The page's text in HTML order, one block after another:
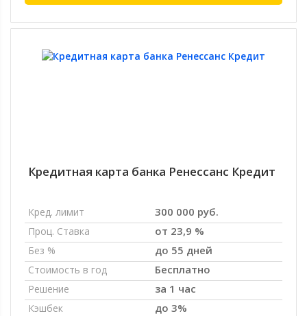
Кредитная карта банка Ренессанс Кредит
Кред. лимит 300 000 руб.
Проц. Ставка от 23,9 %
Без % до 55 дней
Стоимость в год Бесплатно
Решение за 1 час
Кэшбек до 3%